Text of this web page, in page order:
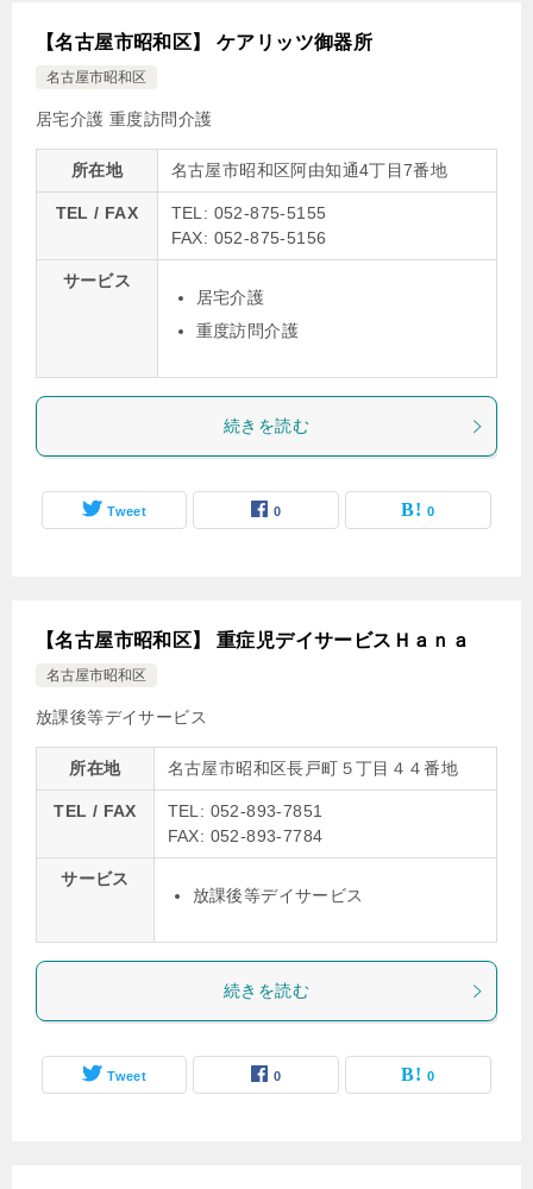
【名古屋市昭和区】 ケアリッツ御器所
名古屋市昭和区
居宅介護 重度訪問介護
所在地 名古屋市昭和区阿由知通4丁目7番地
TEL / FAX
TEL: 052-875-5155
FAX: 052-875-5156
サービス
居宅介護
重度訪問介護
続きを読む
Tweet 0 0
【名古屋市昭和区】 重症児デイサービスＨａｎａ
名古屋市昭和区
放課後等デイサービス
所在地 名古屋市昭和区長戸町５丁目４４番地
TEL / FAX
TEL: 052-893-7851
FAX: 052-893-7784
サービス
放課後等デイサービス
続きを読む
Tweet 0 0